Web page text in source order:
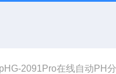
pHG-2091Pro在线自动PH